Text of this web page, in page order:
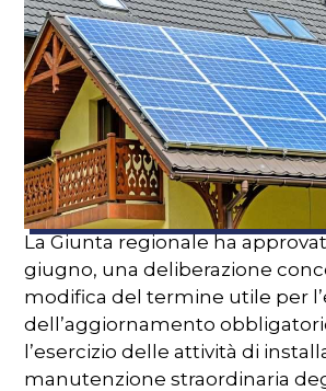
La Giunta regionale ha
giugno, una deliberazione
modifica del termine utile per
dell’aggiornamento
l’esercizio delle attività di
manutenzione straordinaria